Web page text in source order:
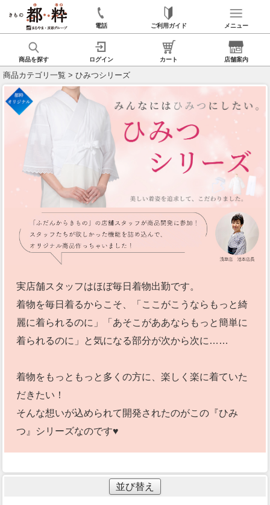
電話 ご利用ガイド メニュー
商品を探す ログイン カート 店舗案内
商品カテゴリ一覧 > ひみつシリーズ
実店舗スタッフはほぼ毎日着物出勤です。
着物を毎日着るからこそ、「ここがこうならもっと綺
麗に着られるのに」「あそこがああならもっと簡単に
着られるのに」と気になる部分が次から次に……
着物をもっともっと多くの方に、楽しく楽に着ていた
だきたい！
そんな想いが込められて開発されたのがこの『ひみ
つ』シリーズなのです♥
並び替え